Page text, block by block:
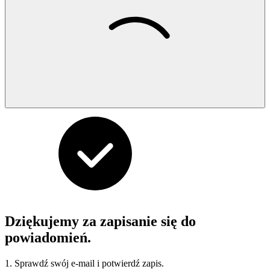
Dziękujemy za zapisanie się do
powiadomień.
1. Sprawdź swój e-mail i potwierdź zapis.